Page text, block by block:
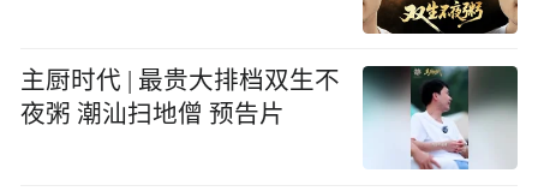
主厨时代 | 最贵大排档双生不
夜粥 潮汕扫地僧 预告片